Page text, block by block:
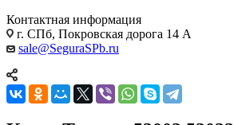
Контактная информация
г. СПб, Покровская дорога 14 А
sale@SeguraSPb.ru